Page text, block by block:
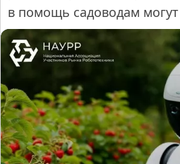
в помощь садоводам